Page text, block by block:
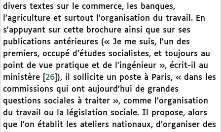
divers textes sur le commerce, les banques,
l’agriculture et surtout l’organisation du travail. En
s’appuyant sur cette brochure ainsi que sur ses
publications antérieures (« Je me suis, l’un des
premiers, occupé d’études socialistes, et toujours au
point de vue pratique et de l’ingénieur », écrit-il au
ministère
26 ), il sollicite un poste à Paris, « dans les
commissions qui ont aujourd’hui de grandes
questions sociales à traiter », comme l’organisation
du travail ou la législation sociale. Il propose, alors
que l’on établit les ateliers nationaux, d’organiser des